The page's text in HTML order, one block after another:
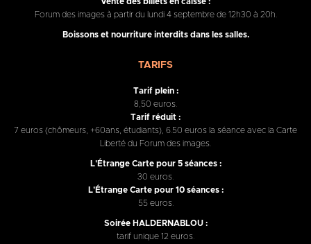
Forum des images à partir du lundi 4 septembre de 12h30 à 20h.
Boissons et nourriture interdits dans les salles.
TARIFS
Tarif plein :
8,50 euros.
Tarif réduit :
7 euros (chômeurs, +60ans, étudiants), 6.50 euros la séance avec la Carte
Liberté du Forum des images.
L'Étrange Carte pour 5 séances :
30 euros.
L'Étrange Carte pour 10 séances :
55 euros.
Soirée HALDERNABLOU :
tarif unique 12 euros.